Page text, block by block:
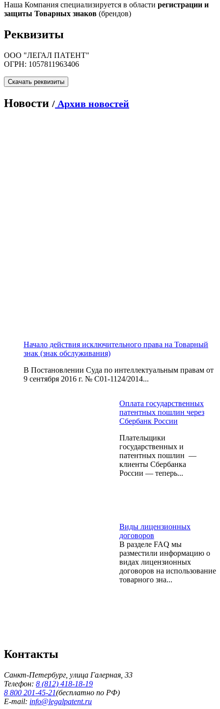
Наша Компания специализируется в области регистрации и
защиты Товарных знаков (брендов)
Реквизиты
ООО "ЛЕГАЛ ПАТЕНТ"
ОГРН: 1057811963406
Скачать реквизиты
Новости / Архив новостей
Начало действия исключительного права на Товарный
знак (знак обслуживания)
В Постановлении Суда по интеллектуальным правам от
9 сентября 2016 г. № С01-1124/2014...
Оплата государственных
патентных пошлин через
Сбербанк России
Плательщики
государственных и
патентных пошлин —
клиенты Сбербанка
России — теперь...
Виды лицензионных
договоров
В разделе FAQ мы
разместили информацию о
видах лицензионных
договоров на использование
товарного зна...
Контакты
Санкт-Петербург, улица Галерная, 33
Телефон: 8 (812) 418-18-19
8 800 201-45-21(бесплатно по РФ)
E-mail: info@legalpatent.ru